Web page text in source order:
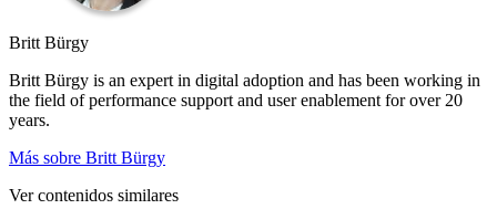
Britt Bürgy
Britt Bürgy is an expert in digital adoption and has been working in
the field of performance support and user enablement for over 20
years.
Más sobre Britt Bürgy
Ver contenidos similares